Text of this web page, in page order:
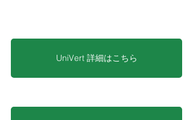
UniVert 詳細はこちら